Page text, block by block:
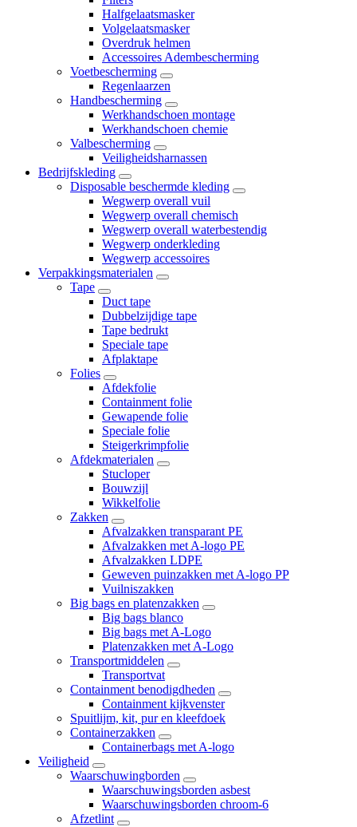
Halfgelaatsmasker
Volgelaatsmasker
Overdruk helmen
Accessoires Adembescherming
Voetbescherming
Regenlaarzen
Handbescherming
Werkhandschoen montage
Werkhandschoen chemie
Valbescherming
Veiligheidsharnassen
Bedrijfskleding
Disposable beschermde kleding
Wegwerp overall vuil
Wegwerp overall chemisch
Wegwerp overall waterbestendig
Wegwerp onderkleding
Wegwerp accessoires
Verpakkingsmaterialen
Tape
Duct tape
Dubbelzijdige tape
Tape bedrukt
Speciale tape
Afplaktape
Folies
Afdekfolie
Containment folie
Gewapende folie
Speciale folie
Steigerkrimpfolie
Afdekmaterialen
Stucloper
Bouwzijl
Wikkelfolie
Zakken
Afvalzakken transparant PE
Afvalzakken met A-logo PE
Afvalzakken LDPE
Geweven puinzakken met A-logo PP
Vuilniszakken
Big bags en platenzakken
Big bags blanco
Big bags met A-Logo
Platenzakken met A-Logo
Transportmiddelen
Transportvat
Containment benodigdheden
Containment kijkvenster
Spuitlijm, kit, pur en kleefdoek
Containerzakken
Containerbags met A-logo
Veiligheid
Waarschuwingborden
Waarschuwingsborden asbest
Waarschuwingsborden chroom-6
Afzetlint